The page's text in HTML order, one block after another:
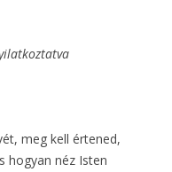
meg kell értened,
hogyan néz Isten